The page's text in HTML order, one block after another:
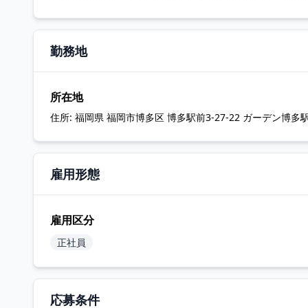
勤務地
所在地
住所: 福岡県 福岡市博多区 博多駅前3-27-22 ガーデン博多
雇用形態
雇用区分
正社員
応募条件